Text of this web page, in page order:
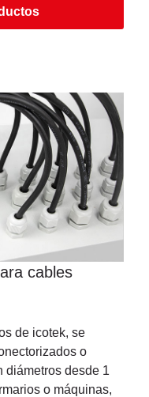
cables
de icotek, se
o
diámetros desde 1
o máquinas,